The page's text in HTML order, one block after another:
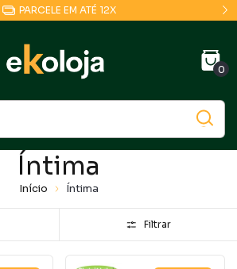
PARCELE EM ATÉ 12X
0
Íntima
Início Íntima
Filtrar